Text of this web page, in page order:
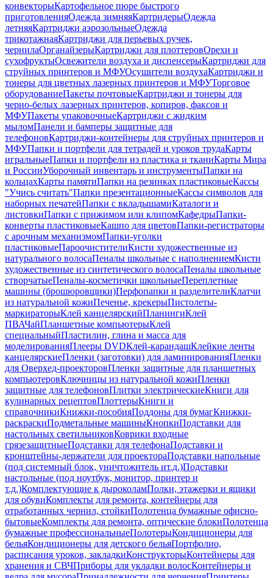
конвекторыКартофельное пюре быстрого
приготовленияОдежда зимняяКартридерыОдежда
летняяКартриджи аэрозольныеОдежда
трикотажнаяКартриджи для перьевых ручек,
чернилаОрганайзерыКартриджи для плоттеровОрехи и
сухофруктыОсвежители воздуха и диспенсерыКартриджи для
струйных принтеров и МФУОсушители воздухаКартриджи и
тонеры для цветных лазерных принтеров и МФУТорговое
оборудованиеПакеты почтовыеКартриджи и тонеры для
черно-белых лазерных принтеров, копиров, факсов и
МФУПакеты упаковочныеКартриджи с жидким
мыломПанели и бамперы защитные для
телефоновКартриджи-контейнеры для струйных принтеров и
МФУПапки и портфели для тетрадей и уроков трудаКарты
игральныеПапки и портфели из пластика и тканиКарты Мира
и РоссииУборочный инвентарь и инструментыПапки на
кольцахКарты памятиПапки на резинках пластиковыеКассы
"Учись считать"Папки презентационныеКассы символов для
наборных печатейПапки с вкладышамиКаталоги и
листовкиПапки с прижимом или клипомКафедрыПапки-
конверты пластиковыеКашпо для цветовПапки-регистраторы
с арочным механизмомПапки-уголки
пластиковыеПароочистителиКисти художественные из
натурального волосаПеналы школьные с наполнениемКисти
художественные из синтетического волосаПеналы школьные
створчатыеПеналы-косметички школьныеПереплетные
машины (брошюровщики)Перфопапки и разделителиКлатчи
из натуральной кожиПеченье, крекерыПистолеты-
маркираторыКлей канцелярскийПланингиКлей
ПВАЧайПланшетные компьютерыКлей
специальныйПластилин, глина и масса для
моделированияПлееры DVDКлей-карандашКлейкие ленты
канцелярскиеПленки (заготовки) для ламинированияПленки
для Оверхед-проекторовПленки защитные для планшетных
компьютеровКлючницы из натуральной кожиПленки
защитные для телефоновПлитки электрическиеКниги для
кулинарных рецептовПлоттерыКниги и
справочникиКнижки-пособияПоддоны для бумагКнижки-
раскраскиПодметальные машиныКнопкиПодставки для
настольных светильниковКоврики входные
грязезащитныеПодставки для телефонаПодставки и
кронштейны-держатели для проектораПодставки напольные
(под системный блок, уничтожитель ит.д.)Подставки
настольные (под ноутбук, монитор, принтер и
т.д.)Комплектующие к дыроколамПолки, этажерки и ящики
для обувиКомплекты для ремонта, контейнеры для
отработанных чернил, стойкиПолотенца бумажные офисно-
бытовыеКомплекты для ремонта, оптические блокиПолотенца
бумажные профессиональныеПолотерыКондиционеры для
бельяКондиционеры для детского бельяПортфолио,
расписания уроков, закладкиКонструкторыКонтейнеры для
хранения и СВЧПриборы для укладки волосКонтейнеры и